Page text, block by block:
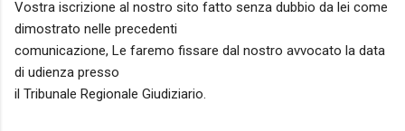
Vostra iscrizione al nostro sito fatto senza dubbio da lei come
dimostrato nelle precedenti
comunicazione, Le faremo fissare dal nostro avvocato la data
di udienza presso
il Tribunale Regionale Giudiziario.